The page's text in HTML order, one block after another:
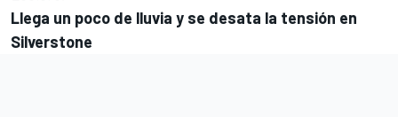
Llega un poco de lluvia y se desata la tensión en
Silverstone